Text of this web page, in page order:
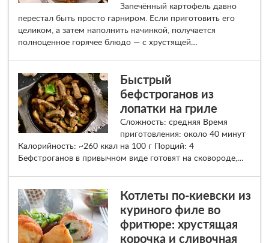
Запечённый картофель давно
перестал быть просто гарниром. Если приготовить его
целиком, а затем наполнить начинкой, получается
полноценное горячее блюдо — с хрустящей…
Быстрый
бефстроганов из
лопатки на гриле
Сложность: средняя Время
приготовления: около 40 минут
Калорийность: ~260 ккал на 100 г Порций: 4
Бефстроганов в привычном виде готовят на сковороде,…
Котлеты по-киевски из
куриного филе во
фритюре: хрустящая
корочка и сливочная